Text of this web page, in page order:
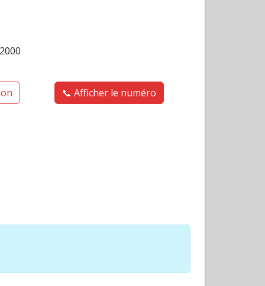
📞 Afficher le numéro